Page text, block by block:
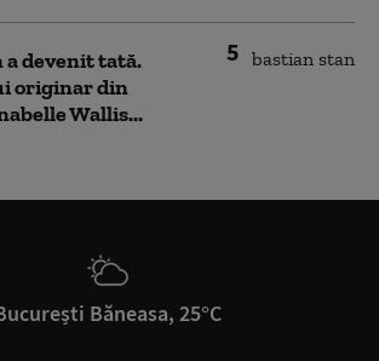
5
a devenit tată.
originar din
Wallis...
Băneasa, 25°C